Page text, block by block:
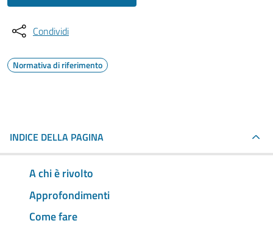
Condividi
Normativa di riferimento
INDICE DELLA PAGINA
A chi è rivolto
Approfondimenti
Come fare